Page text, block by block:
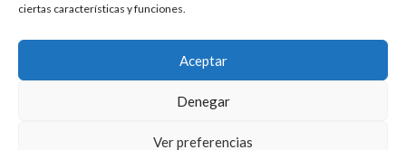
ciertas características y funciones.
Aceptar
Denegar
Ver preferencias
2025 | Evolucion-A Competicion: Fabricación y distribución,
comercialización de repuestos para automóvil